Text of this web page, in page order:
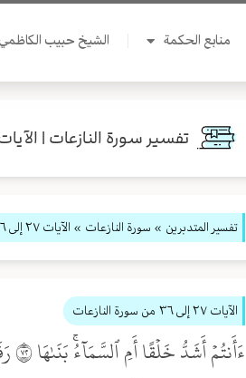
منابع الحكمة الشيخ حبيب الكاظمي
تفسير سورة النازعات | الآيات ٢٧ إلى
تفسير المتدبرين » سورة النازعات » الآيات ٢٧ إلى ٣٦
الآيات ٢٧ إلى ٣٦ من سورة النازعات